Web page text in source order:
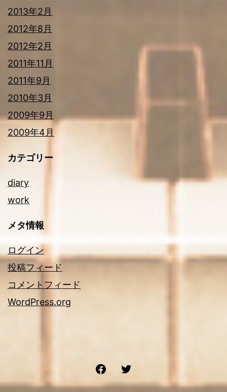
2013年2月
2012年8月
2012年2月
2011年11月
2011年9月
2010年3月
2009年9月
2009年4月
カテゴリー
diary
work
メタ情報
ログイン
投稿フィード
コメントフィード
WordPress.org
Facebook